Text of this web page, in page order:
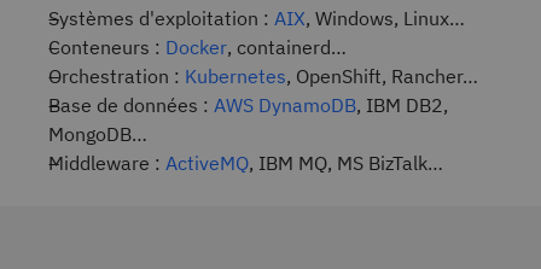
Systèmes d'exploitation : AIX, Windows, Linux…
Conteneurs : Docker, containerd…
Orchestration : Kubernetes, OpenShift, Rancher…
Base de données : AWS DynamoDB, IBM DB2,
MongoDB…
Middleware : ActiveMQ, IBM MQ, MS BizTalk…